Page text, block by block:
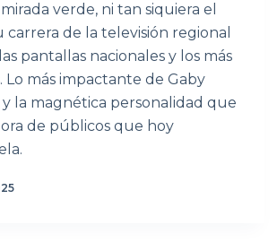
verde, ni tan siquiera el
de la televisión regional
pantallas nacionales y los más
Lo más impactante de Gaby
la magnética personalidad que
de públicos que hoy